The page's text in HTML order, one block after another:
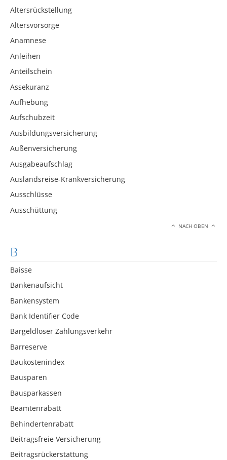
Altersrückstellung
Altersvorsorge
Anamnese
Anleihen
Anteilschein
Assekuranz
Aufhebung
Aufschubzeit
Ausbildungsversicherung
Außenversicherung
Ausgabeaufschlag
Auslandsreise-Krankversicherung
Ausschlüsse
Ausschüttung
NACH OBEN
B
Baisse
Bankenaufsicht
Bankensystem
Bank Identifier Code
Bargeldloser Zahlungsverkehr
Barreserve
Baukostenindex
Bausparen
Bausparkassen
Beamtenrabatt
Behindertenrabatt
Beitragsfreie Versicherung
Beitragsrückerstattung